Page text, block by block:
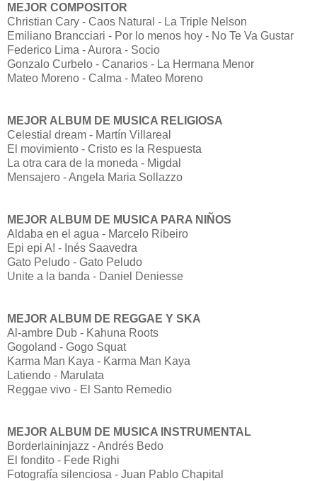
MEJOR COMPOSITOR
Christian Cary - Caos Natural - La Triple Nelson
Emiliano Brancciari - Por lo menos hoy - No Te Va Gustar
Federico Lima - Aurora - Socio
Gonzalo Curbelo - Canarios - La Hermana Menor
Mateo Moreno - Calma - Mateo Moreno
MEJOR ALBUM DE MUSICA RELIGIOSA
Celestial dream - Martín Villareal
El movimiento - Cristo es la Respuesta
La otra cara de la moneda - Migdal
Mensajero - Angela Maria Sollazzo
MEJOR ALBUM DE MUSICA PARA NIÑOS
Aldaba en el agua - Marcelo Ribeiro
Epi epi A! - Inés Saavedra
Gato Peludo - Gato Peludo
Unite a la banda - Daniel Deniesse
MEJOR ALBUM DE REGGAE Y SKA
Al-ambre Dub - Kahuna Roots
Gogoland - Gogo Squat
Karma Man Kaya - Karma Man Kaya
Latiendo - Marulata
Reggae vivo - El Santo Remedio
MEJOR ALBUM DE MUSICA INSTRUMENTAL
Borderlaininjazz - Andrés Bedo
El fondito - Fede Righi
Fotografía silenciosa - Juan Pablo Chapital